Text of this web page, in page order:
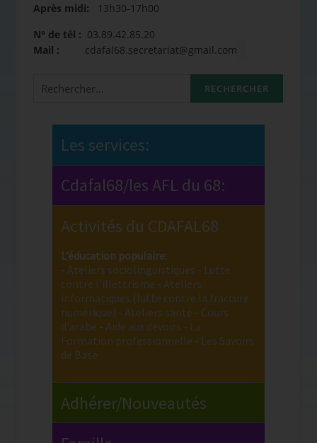
Après midi: 13h30-17h00
N° de tél : 03.89.42.85.20
Mail : cdafal68.secretariat@gmail.com